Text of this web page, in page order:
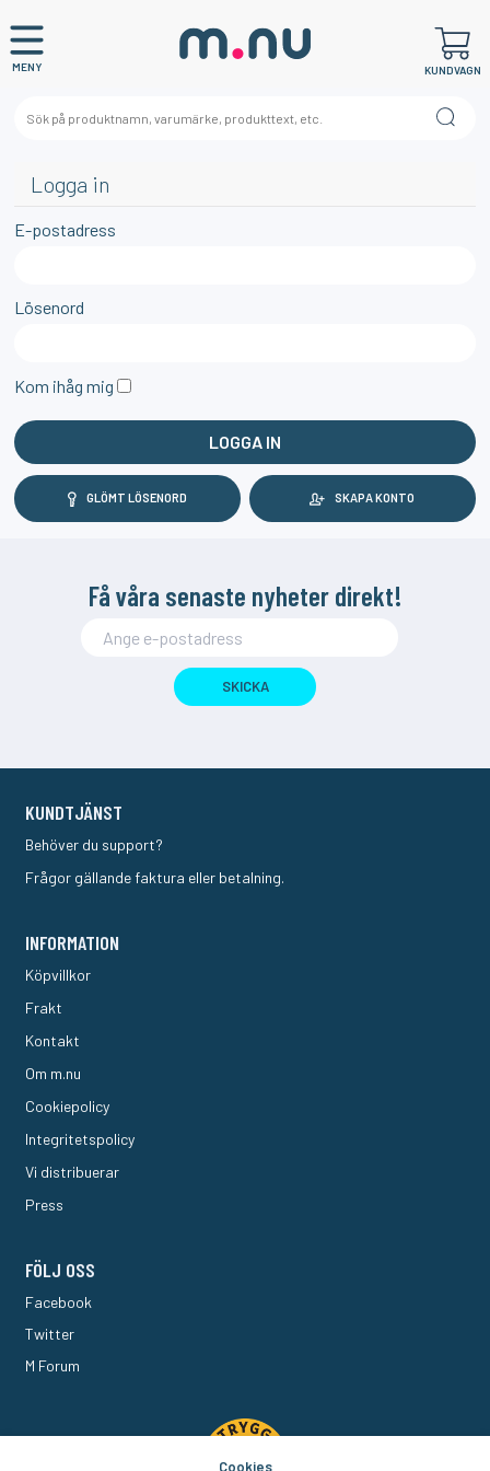
MENY KUNDVAGN
Logga in
E-postadress
Lösenord
Kom ihåg mig
GLÖMT LÖSENORD SKAPA KONTO
Få våra senaste nyheter direkt!
SKICKA
KUNDTJÄNST
Behöver du support?
Frågor gällande faktura eller betalning.
INFORMATION
Köpvillkor
Frakt
Kontakt
Om m.nu
Cookiepolicy
Integritetspolicy
Vi distribuerar
Press
FÖLJ OSS
Facebook
Twitter
M Forum
Cookies